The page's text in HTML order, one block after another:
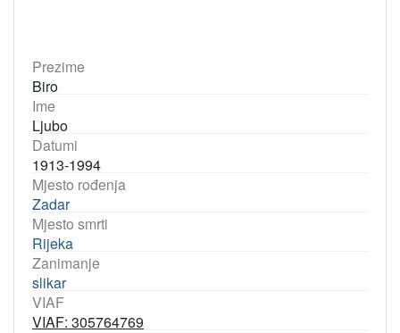
Prezime
Biro
Ime
Ljubo
Datumi
1913-1994
Mjesto rođenja
Zadar
Mjesto smrti
Rijeka
Zanimanje
slikar
VIAF
VIAF: 305764769